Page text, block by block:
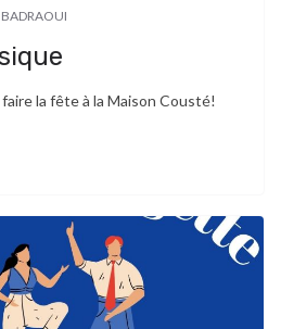
la fête à la Maison Cousté!